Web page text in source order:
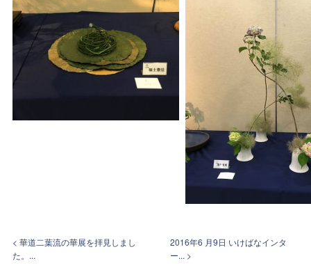
< 華道二葉流の華展を拝見しまし
た。...
2016年6 月9日 いけばなインタ
ー... >